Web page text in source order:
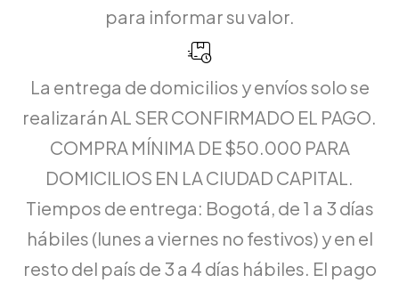
para informar su valor.
La entrega de domicilios y envíos solo se
realizarán AL SER CONFIRMADO EL PAGO.
COMPRA MÍNIMA DE $50.000 PARA
DOMICILIOS EN LA CIUDAD CAPITAL.
Tiempos de entrega: Bogotá, de 1 a 3 días
hábiles (lunes a viernes no festivos) y en el
resto del país de 3 a 4 días hábiles. El pago